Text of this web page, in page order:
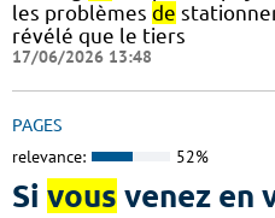
les problèmes de
révélé que le tiers
17/06/2026 13:48
PAGES
relevance: 52%
Si vous venez en